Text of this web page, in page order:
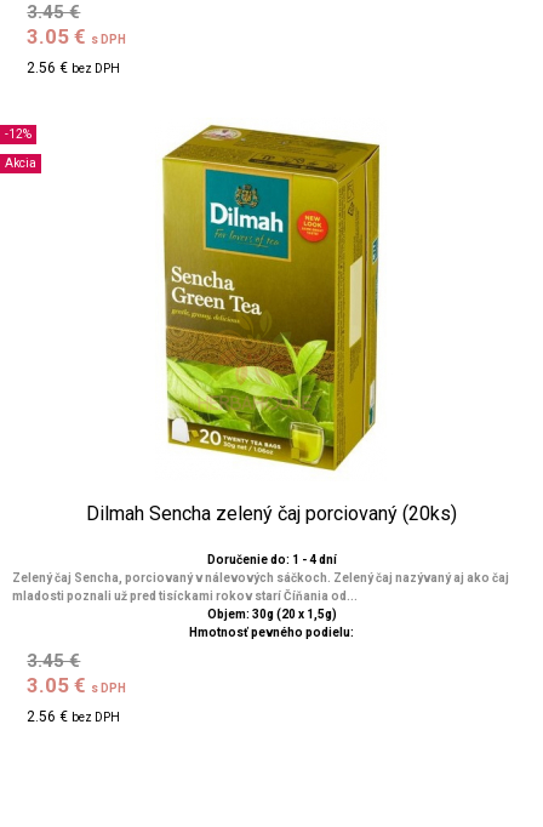
3.45 €
3.05 € s DPH
2.56 € bez DPH
-12%
Akcia
Dilmah Sencha zelený čaj porciovaný (20ks)
Doručenie do: 1 - 4 dní
Zelený čaj Sencha, porciovaný v nálevových sáčkoch. Zelený čaj nazývaný aj ako čaj
mladosti poznali už pred tisíckami rokov starí Číňania od...
Objem: 30g (20 x 1,5g)
Hmotnosť pevného podielu:
3.45 €
3.05 € s DPH
2.56 € bez DPH